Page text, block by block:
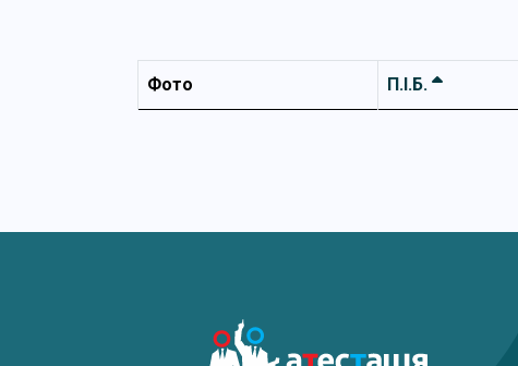
Фото П.І.Б.